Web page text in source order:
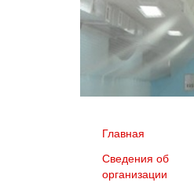
Главная
Сведения об
организации